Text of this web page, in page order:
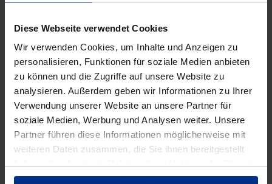
Diese Webseite verwendet Cookies
Wir verwenden Cookies, um Inhalte und Anzeigen zu
personalisieren, Funktionen für soziale Medien anbieten
zu können und die Zugriffe auf unsere Website zu
analysieren. Außerdem geben wir Informationen zu Ihrer
Verwendung unserer Website an unsere Partner für
soziale Medien, Werbung und Analysen weiter. Unsere
Partner führen diese Informationen möglicherweise mit
weiteren Daten zusammen, die Sie ihnen bereitgestellt
gesammelt haben.
Haben Sie eine technische Frage zu unseren
Kontaktieren Sie uns!